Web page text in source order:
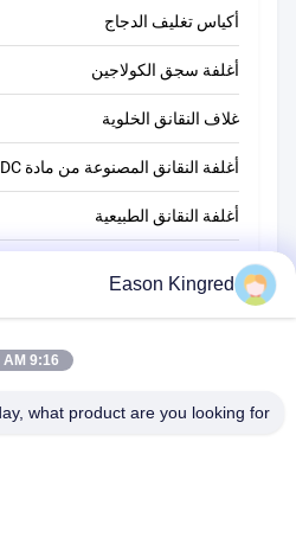
أكياس تغليف الدجاج
أغلفة سجق الكولاجين
غلاف النقانق الخلوية
أغلفة النقانق المصنوعة من مادة PVDC
أغلفة النقانق الطبيعية
فيلم تغليف المواد الغذائية
Eason Kingred
9:16 AM
what product are you looking for?